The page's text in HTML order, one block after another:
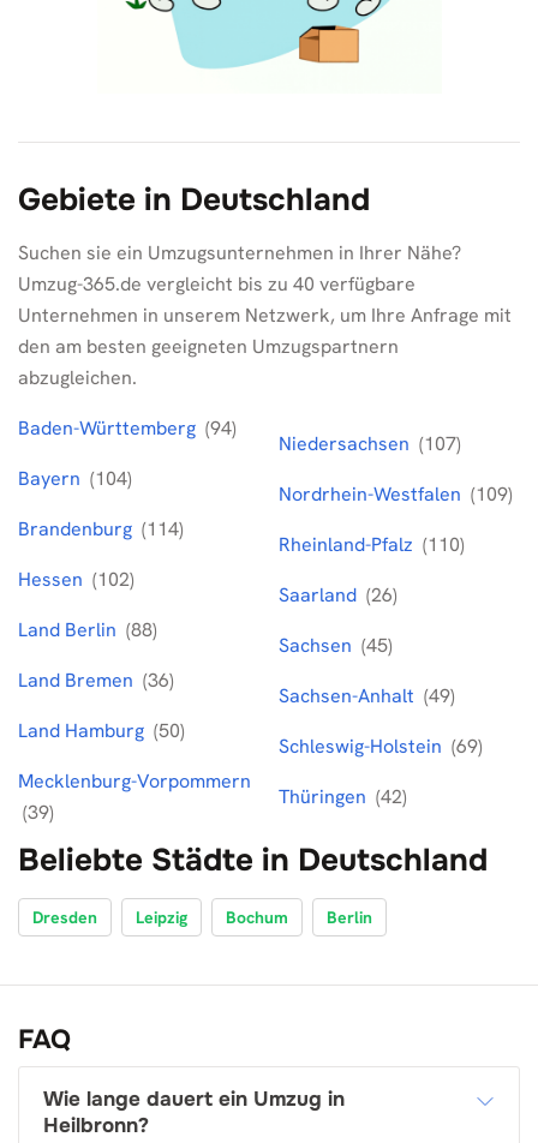
Gebiete in Deutschland
Suchen sie ein Umzugsunternehmen in Ihrer Nähe?
Umzug-365.de vergleicht bis zu 40 verfügbare
Unternehmen in unserem Netzwerk, um Ihre Anfrage mit
den am besten geeigneten Umzugspartnern
abzugleichen.
Baden-Württemberg (94)
Bayern (104)
Brandenburg (114)
Hessen (102)
Land Berlin (88)
Land Bremen (36)
Land Hamburg (50)
Mecklenburg-Vorpommern
(39)
Niedersachsen (107)
Nordrhein-Westfalen (109)
Rheinland-Pfalz (110)
Saarland (26)
Sachsen (45)
Sachsen-Anhalt (49)
Schleswig-Holstein (69)
Thüringen (42)
Beliebte Städte in Deutschland
Dresden Leipzig Bochum Berlin
FAQ
Wie lange dauert ein Umzug in
Heilbronn?